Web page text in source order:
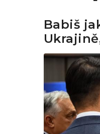
Babiš